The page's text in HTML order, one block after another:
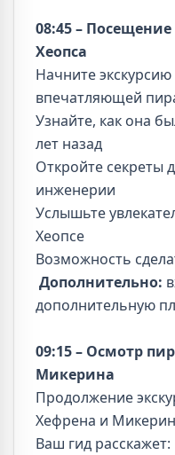
08:45 –
Хеопса
Начните
впечатляющей
Узнайте, как она
лет назад
Откройте секреты
инженерии
Услышьте
Хеопсе
Возможность
Дополнительно:
дополнительную
09:15 – Осмотр
Микерина
Продолжение
Хефрена и
Ваш гид расскажет: